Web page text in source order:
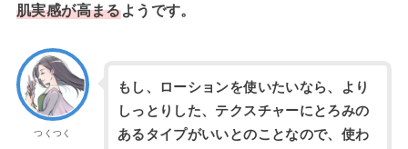
肌実感が高まるようです。
つくつく
もし、ローションを使いたいなら、より
しっとりした、テクスチャーにとろみの
あるタイプがいいとのことなので、使わ